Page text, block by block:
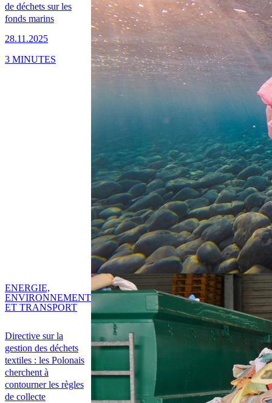
de déchets sur les
fonds marins
28.11.2025
3 MINUTES
Directive sur la
gestion des déchets
textiles : les Polonais
cherchent à
contourner les règles
de collecte
ENERGIE,
ENVIRONNEMENT
ET TRANSPORT